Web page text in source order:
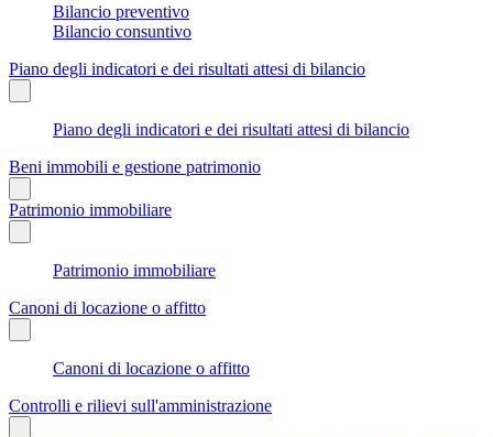
Bilancio preventivo
Bilancio consuntivo
Piano degli indicatori e dei risultati attesi di bilancio
Piano degli indicatori e dei risultati attesi di bilancio
Beni immobili e gestione patrimonio
Patrimonio immobiliare
Patrimonio immobiliare
Canoni di locazione o affitto
Canoni di locazione o affitto
Controlli e rilievi sull'amministrazione